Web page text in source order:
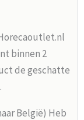
binnen 2
de geschatte
België) Heb